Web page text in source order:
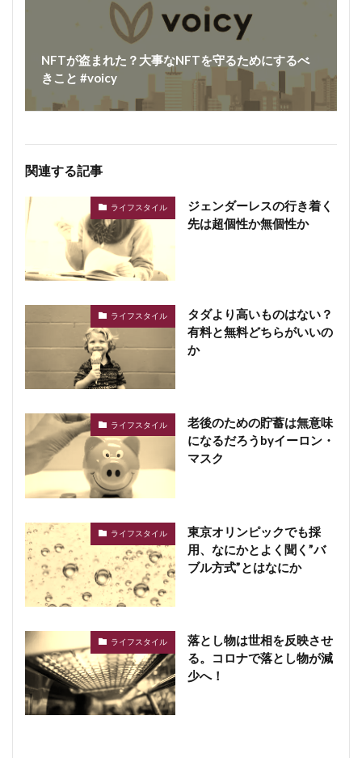
NFTが盗まれた？大事なNFTを守るためにするべ
きこと #voicy
関連する記事
ライフスタイル
ジェンダーレスの行き着く
先は超個性か無個性か
ライフスタイル
タダより高いものはない？
有料と無料どちらがいいの
か
ライフスタイル
老後のための貯蓄は無意味
になるだろうbyイーロン・
マスク
ライフスタイル
東京オリンピックでも採
用、なにかとよく聞く”バ
ブル方式”とはなにか
ライフスタイル
落とし物は世相を反映させ
る。コロナで落とし物が減
少へ！